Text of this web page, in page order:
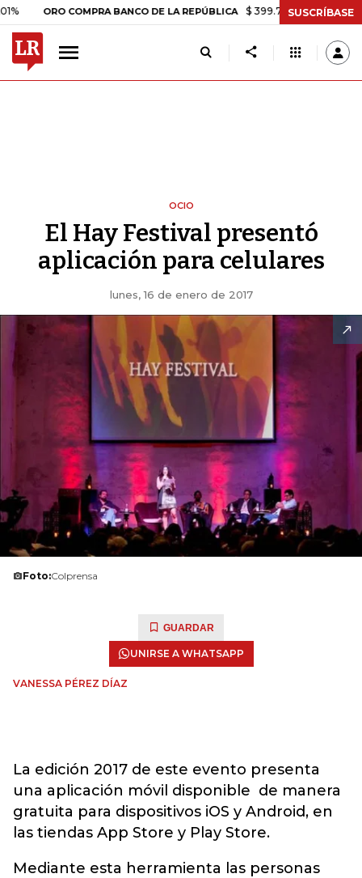
ORO COMPRA BANCO DE LA REPÚBLICA $ 399.745,16 +$ 2.295,71
SUSCRÍBASE
OCIO
El Hay Festival presentó
aplicación para celulares
lunes, 16 de enero de 2017
Foto:Colprensa
GUARDAR
UNIRSE A WHATSAPP
VANESSA PÉREZ DÍAZ
La edición 2017 de este evento presenta
una aplicación móvil disponible de manera
gratuita para dispositivos iOS y Android, en
las tiendas App Store y Play Store.
Mediante esta herramienta las personas